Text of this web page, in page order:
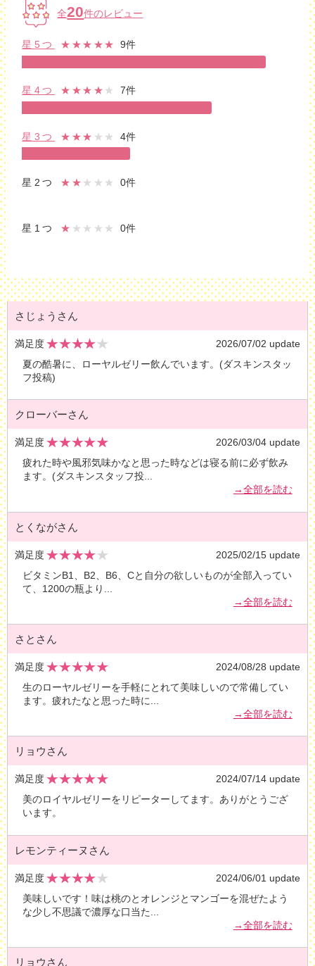
全20件のレビュー
星5つ ★★★★★ 9件
星4つ ★★★★ ★ 7件
星3つ ★★★ ★★ 4件
星2つ ★★ ★★★ 0件
星1つ ★ ★★★★ 0件
さじょうさん
満足度
2026/07/02 update
夏の酷暑に、ローヤルゼリー飲んでいます。(ダスキンスタッ
フ投稿)
クローバーさん
満足度
2026/03/04 update
疲れた時や風邪気味かなと思った時などは寝る前に必ず飲み
ます。(ダスキンスタッフ投...
→全部を読む
とくながさん
満足度
2025/02/15 update
ビタミンB1、B2、B6、Cと自分の欲しいものが全部入ってい
て、1200の瓶より
→全部を読む
さとさん
満足度
2024/08/28 update
生のローヤルゼリーを手軽にとれて美味しいので常備してい
ます。疲れたなと思った時に
→全部を読む
リョウさん
満足度
2024/07/14 update
美のロイヤルゼリーをリピーターしてます。ありがとうござ
います。
レモンティーヌさん
満足度
2024/06/01 update
美味しいです！味は桃のとオレンジとマンゴーを混ぜたよう
な少し不思議で濃厚な口当た
→全部を読む
リョウさん